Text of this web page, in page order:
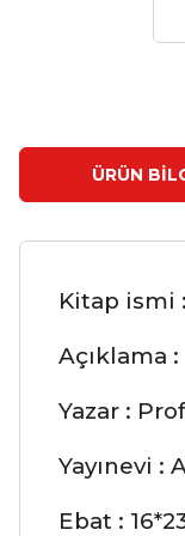
ÜRÜN
Kitap ismi
Açıklama :
Yazar :
Yayınevi :
Ebat :